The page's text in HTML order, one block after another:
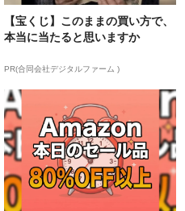
【宝くじ】このままの買い方で、
本当に当たると思いますか
PR(合同会社デジタルファーム )